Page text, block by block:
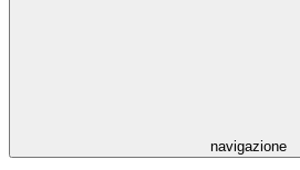
navigazione